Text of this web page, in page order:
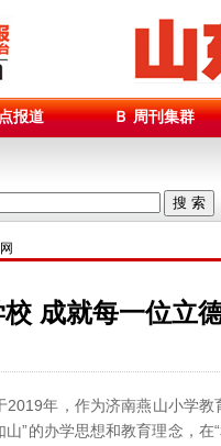
报道 Ｂ 周刊集群
搜 索
成就每一位立
年，作为济南燕山小学教
”的办学思想和教育理念，在